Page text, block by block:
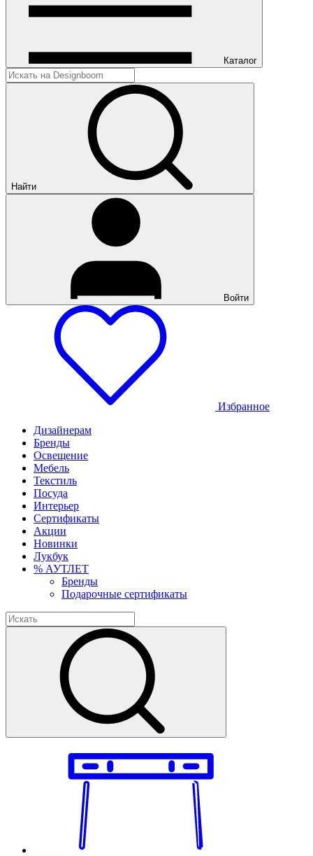
Каталог
Найти
Войти
Избранное
Дизайнерам
Бренды
Освещение
Мебель
Текстиль
Посуда
Интерьер
Сертификаты
Акции
Новинки
Лукбук
% АУТЛЕТ
Бренды
Подарочные сертификаты